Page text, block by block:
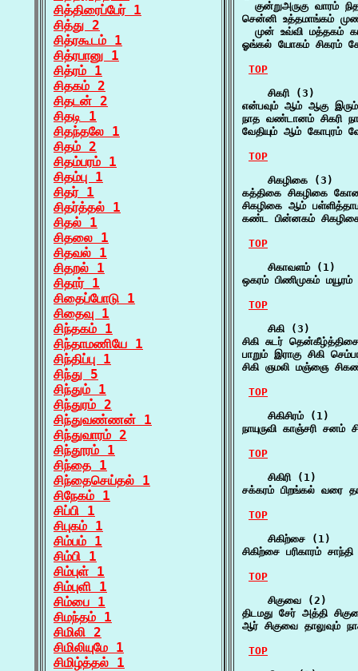
சித்திரைப்பேர் 1
சித்து 2
சித்ரகூடம் 1
சித்ரபானு 1
சித்ரம் 1
சிதகம் 2
சிதடன் 2
சிதடி 1
சிதந்தலே 1
சிதம் 2
சிதம்பரம் 1
சிதம்பு 1
சிதர் 1
சிதர்த்தல் 1
சிதல் 1
சிதலை 1
சிதவல் 1
சிதறல் 1
சிதார் 1
சிதைப்போடு 1
சிதைவு 1
சிந்தகம் 1
சிந்தாமணியே 1
சிந்திப்பு 1
சிந்து 5
சிந்தும் 1
சிந்துரம் 2
சிந்துவண்ணன் 1
சிந்துவாரம் 2
சிந்தூரம் 1
சிந்தை 1
சிந்தைசெய்தல் 1
சிநேகம் 1
சிப்பி 1
சிபுகம் 1
சிம்பம் 1
சிம்பி 1
சிம்புள் 1
சிம்புளி 1
சிம்பை 1
சிமந்தம் 1
சிமிலி 2
சிமிலியுமே 1
சிமிழ்த்தல் 1
குன்றுஅருகு வாரம்
சென்னி உத்தமாங்கம்
முன் உவ்வி மத்தகம்
ஓங்கல் யோகம் சிகரம்
TOP
    சிகரி (3)
என்பவும் ஆம் ஆகு
நாத வண்டானம் சிகரி
வேதியும் ஆம் கோபுரம்
TOP
    சிகழிகை (3)
கத்திகை சிகழிகை
சிகழிகை ஆம்
கண்ட பின்னகம்
TOP
    சிகாவளம் (1)
ஒகரம் பிணிமுகம்
TOP
    சிகி (3)
சிகி சுடர்
பாறும் இராகு சிகி
சிகி ஞமலி மஞ்ஞை
TOP
    சிகிசிரம் (1)
நாயுருவி காஞ்சரி சனம்
TOP
    சிகிரி (1)
சக்கரம் பிறங்கல் வரை
TOP
    சிகிற்சை (1)
சிகிற்சை பரிகாரம்
TOP
    சிகுவை (2)
திடமது சேர் அத்தி
ஆர் சிகுவை தாலுவும்
TOP